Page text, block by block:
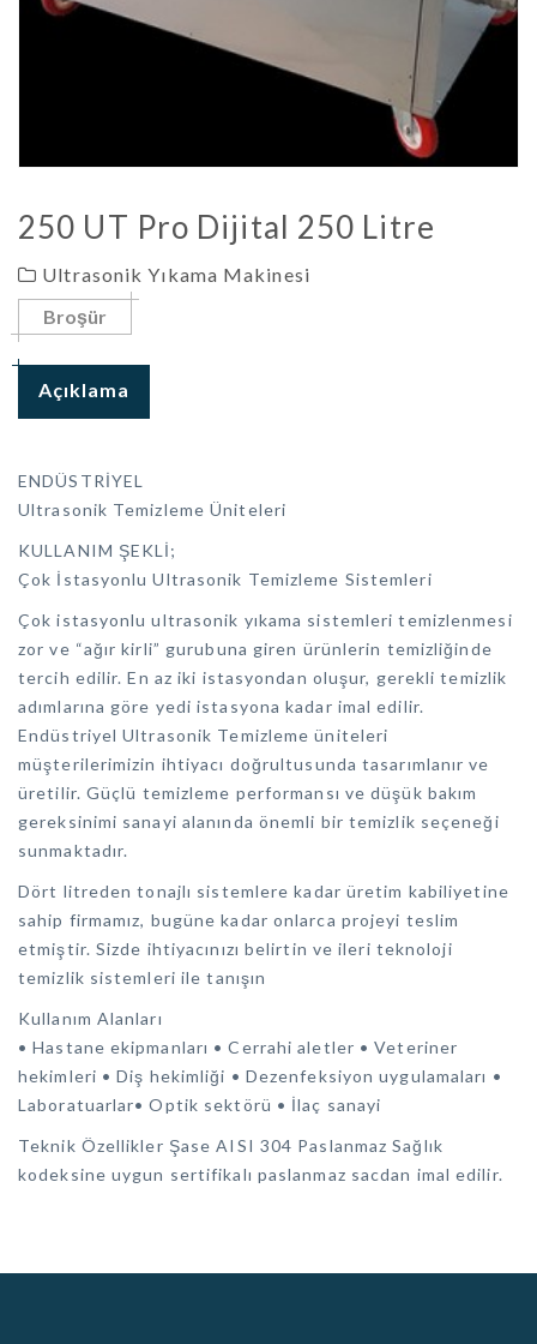
250 UT Pro Dijital 250 Litre
Ultrasonik Yıkama Makinesi
Broşür
Açıklama
ENDÜSTRİYEL
Ultrasonik Temizleme Üniteleri
KULLANIM ŞEKLİ;
Çok İstasyonlu Ultrasonik Temizleme Sistemleri
Çok istasyonlu ultrasonik yıkama sistemleri temizlenmesi
zor ve “ağır kirli” gurubuna giren ürünlerin temizliğinde
tercih edilir. En az iki istasyondan oluşur, gerekli temizlik
adımlarına göre yedi istasyona kadar imal edilir.
Endüstriyel Ultrasonik Temizleme üniteleri
müşterilerimizin ihtiyacı doğrultusunda tasarımlanır ve
üretilir. Güçlü temizleme performansı ve düşük bakım
gereksinimi sanayi alanında önemli bir temizlik seçeneği
sunmaktadır.
Dört litreden tonajlı sistemlere kadar üretim kabiliyetine
sahip firmamız, bugüne kadar onlarca projeyi teslim
etmiştir. Sizde ihtiyacınızı belirtin ve ileri teknoloji
temizlik sistemleri ile tanışın
Kullanım Alanları
• Hastane ekipmanları • Cerrahi aletler • Veteriner
hekimleri • Diş hekimliği • Dezenfeksiyon uygulamaları •
Laboratuarlar• Optik sektörü • İlaç sanayi
Teknik Özellikler Şase AISI 304 Paslanmaz Sağlık
kodeksine uygun sertifikalı paslanmaz sacdan imal edilir.